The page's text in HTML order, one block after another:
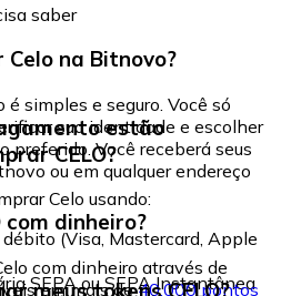
saber
Celo na Bitnovo?
simples e seguro. Você só
sua identidade e escolher
preferido. Você receberá seus
ou em qualquer endereço
estão
CELO?
Celo usando:
(Visa, Mastercard, Apple
SEPA ou SEPA Instantânea
com dinheiro?
com dinheiro através de
em mais de40.000 pontos
meus tokens CELO?